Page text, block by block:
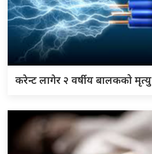
करेन्ट लागेर २ वर्षीय बालकको मृत्यु